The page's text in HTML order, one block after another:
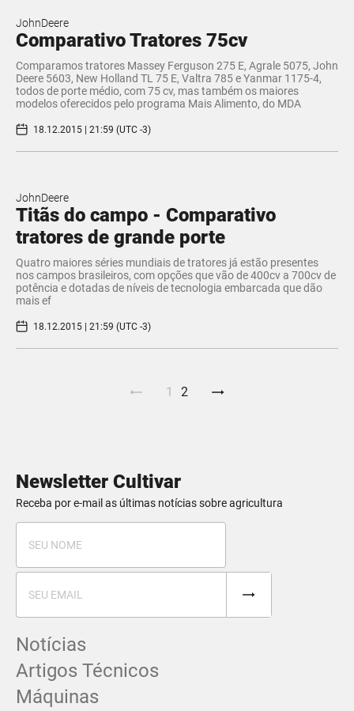
JohnDeere
Comparativo Tratores 75cv
Comparamos tratores Massey Ferguson 275 E, Agrale 5075, John
Deere 5603, New Holland TL 75 E, Valtra 785 e Yanmar 1175-4,
todos de porte médio, com 75 cv, mas também os maiores
modelos oferecidos pelo programa Mais Alimento, do MDA
18.12.2015 | 21:59 (UTC -3)
JohnDeere
​Titãs do campo - Comparativo
tratores de grande porte
Quatro maiores séries mundiais de tratores já estão presentes
nos campos brasileiros, com opções que vão de 400cv a 700cv de
potência e dotadas de níveis de tecnologia embarcada que dão
mais ef
18.12.2015 | 21:59 (UTC -3)
1 2
Newsletter Cultivar
Receba por e-mail as últimas notícias sobre agricultura
Notícias
Artigos Técnicos
Máquinas